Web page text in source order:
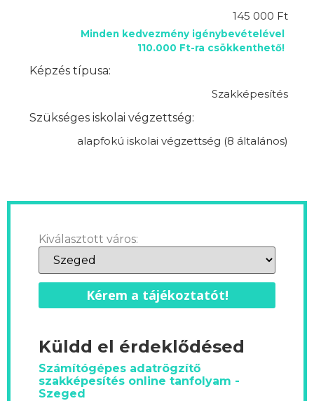
145 000 Ft
Minden kedvezmény igénybevételével
110.000 Ft-ra csökkenthető!
Képzés típusa:
Szakképesítés
Szükséges iskolai végzettség:
alapfokú iskolai végzettség (8 általános)
Kiválasztott város:
Kérem a tájékoztatót!
Küldd el érdeklődésed
Számítógépes adatrögzítő
szakképesítés online tanfolyam -
Szeged